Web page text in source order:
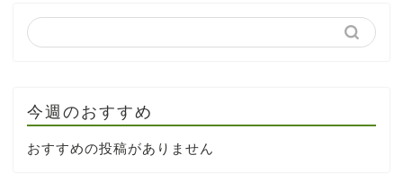
今週のおすすめ
おすすめの投稿がありません